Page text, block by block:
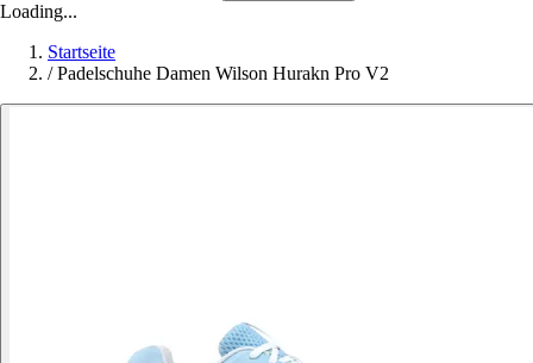
Loading...
Startseite
/ Padelschuhe Damen Wilson Hurakn Pro V2